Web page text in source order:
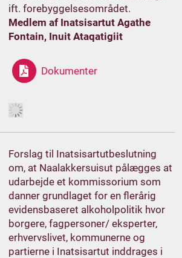
ift. forebyggelsesområdet.
Medlem af Inatsisartut Agathe
Fontain, Inuit Ataqatigiit
Dokumenter
Forslag til Inatsisartutbeslutning
om, at Naalakkersuisut pålægges at
udarbejde et kommissorium som
danner grundlaget for en flerårig
evidensbaseret alkoholpolitik hvor
borgere, fagpersoner/ eksperter,
erhvervslivet, kommunerne og
partierne i Inatsisartut inddrages i